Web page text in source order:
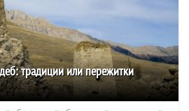
традиции или пережитки